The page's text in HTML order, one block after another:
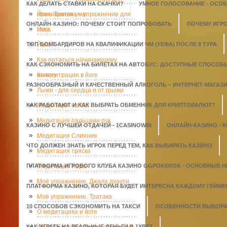
КАК ДЕЛАТЬ СТАВКИ НА СКАЧКИ? УМНОЕ ГОЛОСОВАНИЕ -
ОНЛАЙН-КАЗИНО: ПОЧЕМУ СТОИТ ПОПРОБОВАТЬ ПОЧЕМУ
ТОП БОМБАРДИРОВ НА КВАЛИФИКАЦИИ ЧМ (УЕФА) ПОСЛЕ 8 ТУРА
КАК СЭКОНОМИТЬ НА БИЛЕТАХ НА АВТОБУС: ДОСТУПНЫЕ
РАЗНООБРАЗНЫЙ И КАЧЕСТВЕННЫЙ АЛКОГОЛЬ – ИНТЕРНЕТ-
КАК РАБОТАЮТ И КАК ВЫБРАТЬ ОБМЕННИК ДЛЯ КРИПТОВАЛЮТ?
КАЗИНО С ЛУЧШЕЙ ОТДАЧЕЙ - 1СASINOWIN ОНЛАЙН-КАЗИНО -
ЧТО ДОЛЖЕН ЗНАТЬ ИГРОК ПЕРЕД ТЕМ, КАК ВЫБИРАТЬ КАЗИНО
ПЛАТФОРМА ИГРОВОГО КЛУБА КАЗИНО GGPOKEROK -
ПЛАТФОРМА КАЗИНО, КОТОРАЯ БУДЕТ ИНТЕРЕСНА КАЖДОМУ
10 СПОСОБОВ СЭКОНОМИТЬ НА ТАКСИ ОСОБЕННОСТИ
прочищения ума.
Йога. Тратака – упражнение для
глаз
Йога
Йога
Как питаться начинающему
атлету
Концентрация в йоге
Лыжи - для сердца и от грыжи
Медитация на бег
Медитация пальцами рук
Медитация Слияние
Медитация тряска
Медитация Хара
Моё упражнение. Джала дхаути
Моё упражнение. Тратака
О медитациях и йоге